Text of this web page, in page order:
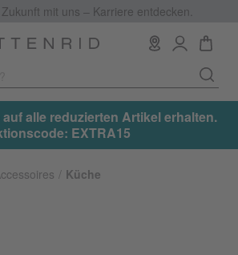
mit uns – Karriere entdecken.
alle reduzierten Artikel erhalten.
EXTRA15
Küche